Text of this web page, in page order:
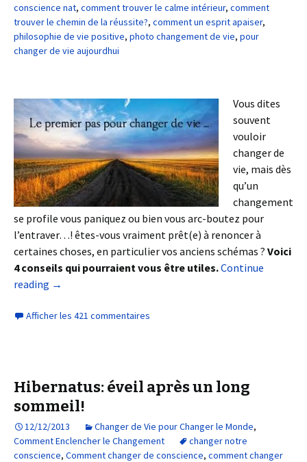
conscience nat, comment trouver le calme intérieur, comment
trouver le chemin de la réussite?, comment un esprit apaiser,
philosophie de vie positive, photo changement de vie, pour
changer de vie aujourdhui
Vous dites
souvent
vouloir
changer de
vie, mais dès
qu’un
changement
se profile vous paniquez ou bien vous arc-boutez pour
l’entraver…! êtes-vous vraiment prêt(e) à renoncer à
certaines choses, en particulier vos anciens schémas ? Voici
4 conseils qui pourraient vous être utiles.Continue
reading →
Afficher les 421 commentaires
Hibernatus: éveil après un long
sommeil!
12/12/2013 Changer de Vie pour Changer le Monde,
Comment Enclencher le Changement
changer notre
conscience, Comment changer de conscience, comment changer